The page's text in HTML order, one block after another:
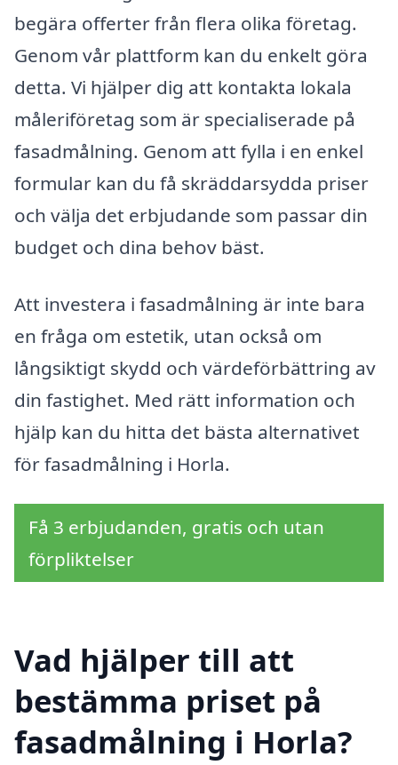
begära offerter från flera olika företag.
Genom vår plattform kan du enkelt göra
detta. Vi hjälper dig att kontakta lokala
måleriföretag som är specialiserade på
fasadmålning. Genom att fylla i en enkel
formular kan du få skräddarsydda priser
och välja det erbjudande som passar din
budget och dina behov bäst.
Att investera i fasadmålning är inte bara
en fråga om estetik, utan också om
långsiktigt skydd och värdeförbättring av
din fastighet. Med rätt information och
hjälp kan du hitta det bästa alternativet
för fasadmålning i Horla.
Få 3 erbjudanden, gratis och utan
förpliktelser
Vad hjälper till att
bestämma priset på
fasadmålning i Horla?